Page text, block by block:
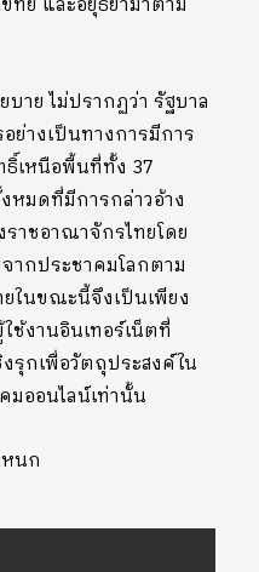
าย ไม่ปรากฏว่า รัฐบาล
ย่างเป็นทางการมีการ
ธิ์เหนือพื้นที่ทั้ง 37
มดที่มีการกล่าวอ้าง
าชอาณาจักรไทยโดย
ากประชาคมโลกตาม
ในขณะนี้จึงเป็นเพียง
ช้งานอินเทอร์เน็ตที่
รุกเพื่อวัตถุประสงค์ใน
มออนไลน์เท่านั้น
นก